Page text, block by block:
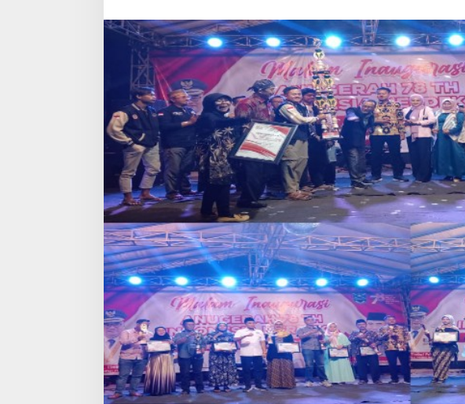
Probolinggo